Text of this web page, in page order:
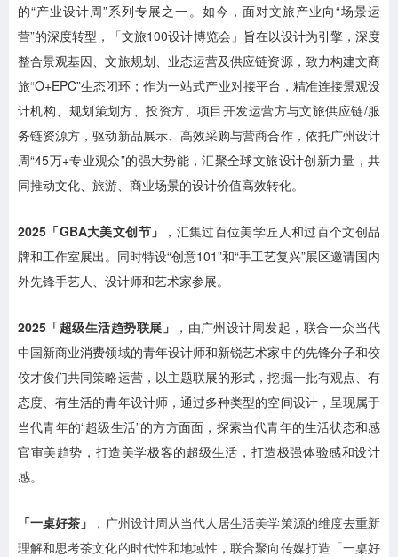
的“产业设计周”系列专展之一。如今，面对文旅产业向“场景运
营”的深度转型，「文旅100设计博览会」旨在以设计为引擎，深度
整合景观基因、文旅规划、业态运营及供应链资源，致力构建文商
旅“O+EPC”生态闭环；作为一站式产业对接平台，精准连接景观设
计机构、规划策划方、投资方、项目开发运营方与文旅供应链/服
务链资源方，驱动新品展示、高效采购与营商合作，依托广州设计
周“45万+专业观众”的强大势能，汇聚全球文旅设计创新力量，共
同推动文化、旅游、商业场景的设计价值高效转化。
2025「GBA大美文创节」 ， 汇集过百位美学匠人和过百个文创品
牌和工作室展出。同时特设“创意101”和“手工艺复兴”展区邀请国内
外先锋手艺人、设计师和艺术家参展。
2025「超级生活趋势联展」
，由广州设计周发起，联合一众当代
中国新商业消费领域的青年设计师和新锐艺术家中的先锋分子和佼
佼才俊们共同策略运营，以主题联展的形式，挖掘一批有观点、有
态度、有生活的青年设计师，通过多种类型的空间设计，呈现属于
当代青年的“超级生活”的方方面面，探索当代青年的生活状态和感
官审美趋势，打造美学极客的超级生活，打造极强体验感和设计
感。
「一桌好茶」
，广州设计周从当代人居生活美学策源的维度去重新
理解和思考茶文化的时代性和地域性，联合聚向传媒打造「一桌好